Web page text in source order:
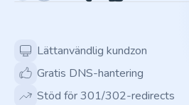
Lättanvändlig kundzon
Gratis DNS-hantering
Stöd för 301/302-redirects